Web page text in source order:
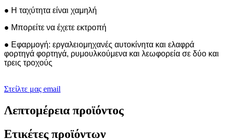
● Η ταχύτητα είναι χαμηλή
● Μπορείτε να έχετε εκτροπή
● Εφαρμογή: εργαλειομηχανές αυτοκίνητα και ελαφρά
φορτηγά φορτηγά, ρυμουλκούμενα και λεωφορεία σε δύο και
τρεις τροχούς
Στείλτε μας email
Λεπτομέρεια προϊόντος
Ετικέτες προϊόντων